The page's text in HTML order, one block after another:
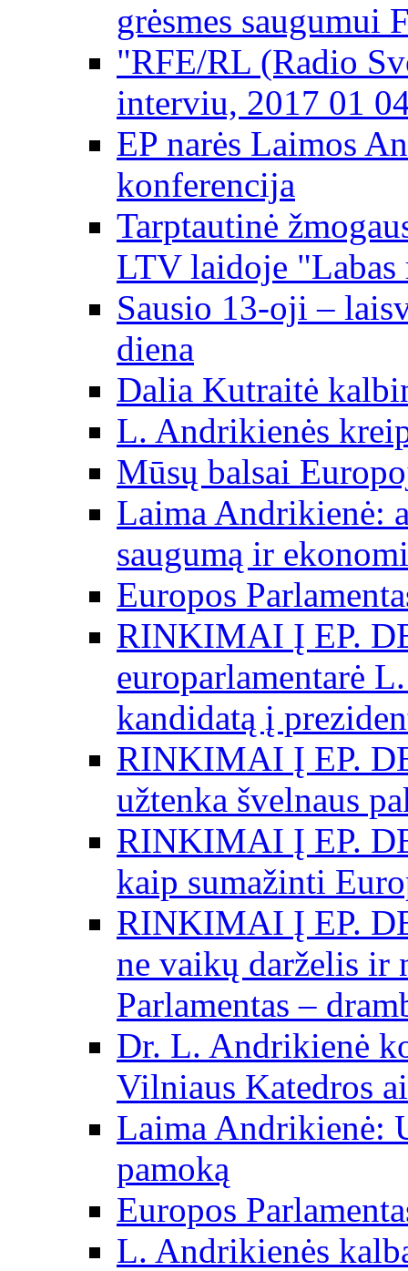
grėsmes saugumui
"RFE/RL (Radio
interviu, 2017 01
EP narės Laimos
konferencija
Tarptautinė
LTV laidoje
Sausio 13-oji –
diena
Dalia Kutraitė
L. Andrikienės
Mūsų balsai
Laima Andrikienė:
saugumą ir
Europos
RINKIMAI Į EP.
europarlamentarė
kandidatą į
RINKIMAI Į EP.
užtenka švelnaus
RINKIMAI Į EP.
kaip sumažinti
RINKIMAI Į EP.
ne vaikų darželis ir
Parlamentas –
Dr. L. Andrikienė
Vilniaus Katedros
Laima Andrikienė:
pamoką
Europos
L. Andrikienės